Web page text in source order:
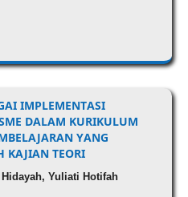
IMPLEMENTASI
DALAM KURIKULUM
YANG
KAJIAN TEORI
Yuliati Hotifah